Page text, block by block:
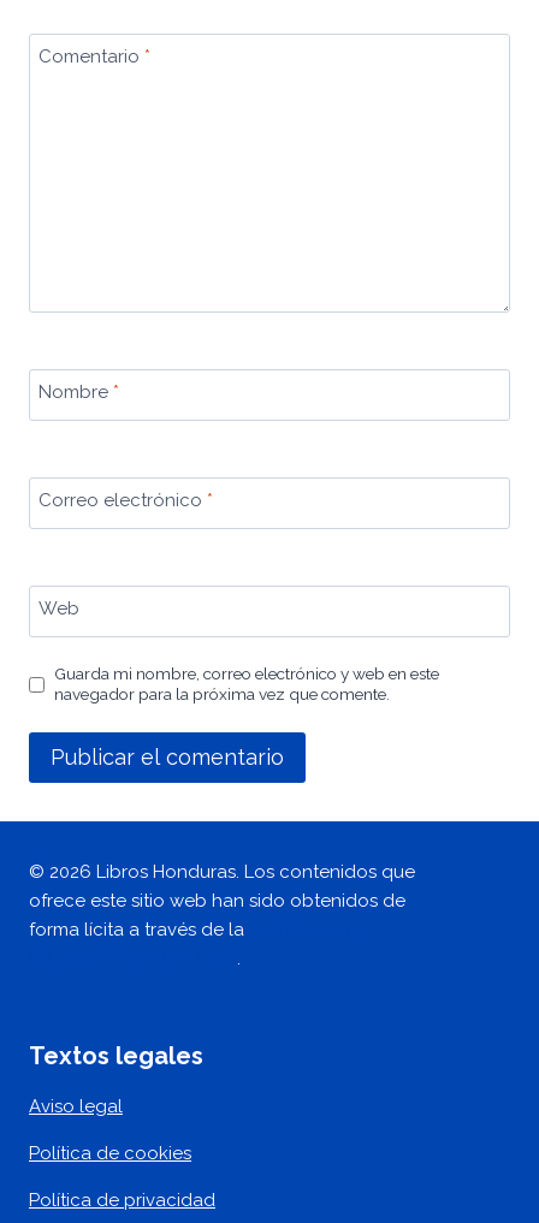
Comentario *
Nombre *
Correo electrónico *
Web
Guarda mi nombre, correo electrónico y web en este
navegador para la próxima vez que comente.
© 2026 Libros Honduras. Los contenidos que
ofrece este sitio web han sido obtenidos de
forma lícita a través de la
.
Textos legales
Aviso legal
Política de cookies
Política de privacidad